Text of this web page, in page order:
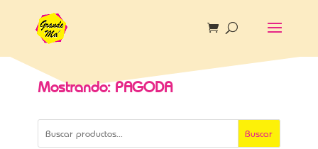
Mostrando: PAGODA
Buscar